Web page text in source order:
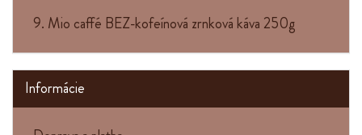
9. Mio caffé BEZ-kofeínová zrnková káva 250g
Informácie